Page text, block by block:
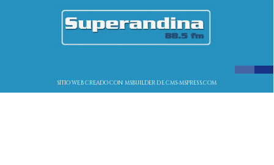
SITIO WEB CREADO CON MSBUILDER DE CMS-MSPRESS.COM